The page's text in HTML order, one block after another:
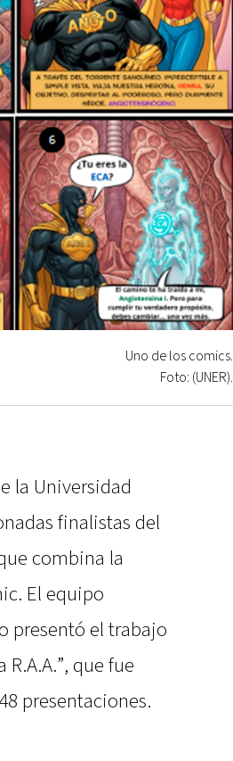
Uno de los comics.
Foto: (UNER).
la Universidad
finalistas del
combina la
El equipo
presentó el trabajo
que fue
presentaciones.